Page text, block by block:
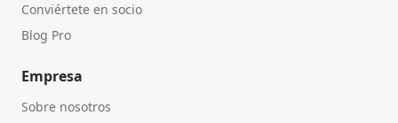
Conviértete en socio
Blog Pro
Empresa
Sobre nosotros